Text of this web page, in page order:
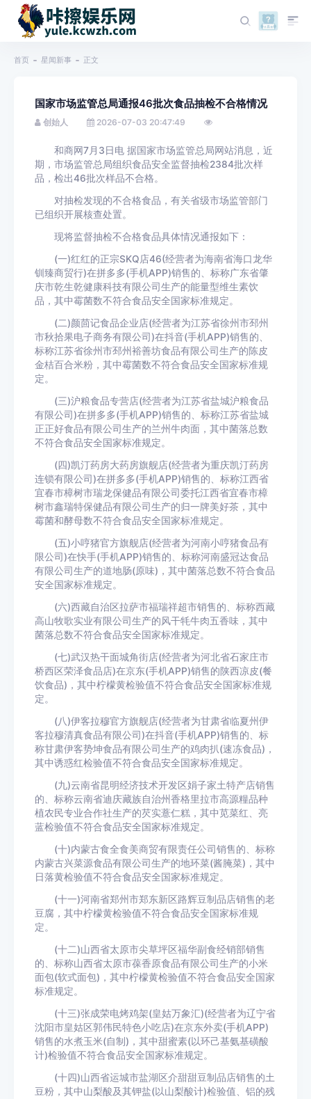
首页 星闻新事 正文
国家市场监管总局通报46批次食品抽检不合格情况
创始人 2026-07-03 20:47:49
和商网7月3日电 据国家市场监管总局网站消息，近
期，市场监管总局组织食品安全监督抽检2384批次样
品，检出46批次样品不合格。
对抽检发现的不合格食品，有关省级市场监管部门
已组织开展核查处置。
现将监督抽检不合格食品具体情况通报如下：
(一)红红的正宗SKQ店46(经营者为海南省海口龙华
钏臻商贸行)在拼多多(手机APP)销售的、标称广东省肇
庆市乾生乾健康科技有限公司生产的能量型维生素饮
品，其中霉菌数不符合食品安全国家标准规定。
(二)颜茴记食品企业店(经营者为江苏省徐州市邳州
市秋拾果电子商务有限公司)在抖音(手机APP)销售的、
标称江苏省徐州市邳州裕善坊食品有限公司生产的陈皮
金桔百合米粉，其中霉菌数不符合食品安全国家标准规
定。
(三)沪粮食品专营店(经营者为江苏省盐城沪粮食品
有限公司)在拼多多(手机APP)销售的、标称江苏省盐城
正正好食品有限公司生产的兰州牛肉面，其中菌落总数
不符合食品安全国家标准规定。
(四)凯汀药房大药房旗舰店(经营者为重庆凯汀药房
连锁有限公司)在拼多多(手机APP)销售的、标称江西省
宜春市樟树市瑞龙保健品有限公司委托江西省宜春市樟
树市鑫瑞特保健品有限公司生产的归一牌美好茶，其中
霉菌和酵母数不符合食品安全国家标准规定。
(五)小哼猪官方旗舰店(经营者为河南小哼猪食品有
限公司)在快手(手机APP)销售的、标称河南盛冠达食品
有限公司生产的道地肠(原味)，其中菌落总数不符合食品
安全国家标准规定。
(六)西藏自治区拉萨市福瑞祥超市销售的、标称西藏
高山牧歌实业有限公司生产的风干牦牛肉五香味，其中
菌落总数不符合食品安全国家标准规定。
(七)武汉热干面城角街店(经营者为河北省石家庄市
桥西区荣泽食品店)在京东(手机APP)销售的陕西凉皮(餐
饮食品)，其中柠檬黄检验值不符合食品安全国家标准规
定。
(八)伊客拉穆官方旗舰店(经营者为甘肃省临夏州伊
客拉穆清真食品有限公司)在抖音(手机APP)销售的、标
称甘肃伊客势坤食品有限公司生产的鸡肉扒(速冻食品)，
其中诱惑红检验值不符合食品安全国家标准规定。
(九)云南省昆明经济技术开发区娟子家土特产店销售
的、标称云南省迪庆藏族自治州香格里拉市高源糧品种
植农民专业合作社生产的芡实薏仁糕，其中苋菜红、亮
蓝检验值不符合食品安全国家标准规定。
(十)内蒙古食全食美商贸有限责任公司销售的、标称
内蒙古兴菜源食品有限公司生产的地环菜(酱腌菜)，其中
日落黄检验值不符合食品安全国家标准规定。
(十一)河南省郑州市郑东新区路辉豆制品店销售的老
豆腐，其中柠檬黄检验值不符合食品安全国家标准规
定。
(十二)山西省太原市尖草坪区福华副食经销部销售
的、标称山西省太原市葆香原食品有限公司生产的小米
面包(软式面包)，其中柠檬黄检验值不符合食品安全国家
标准规定。
(十三)张成荣电烤鸡架(皇姑万象汇)(经营者为辽宁省
沈阳市皇姑区郭伟民特色小吃店)在京东外卖(手机APP)
销售的水煮玉米(自制)，其中甜蜜素(以环己基氨基磺酸
计)检验值不符合食品安全国家标准规定。
(十四)山西省运城市盐湖区介甜甜豆制品店销售的土
豆粉，其中山梨酸及其钾盐(以山梨酸计)检验值、铝的残